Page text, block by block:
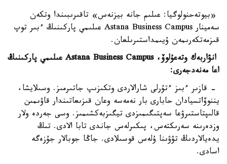
«بيوتەحنولوگيا: عىلىم جانە بيزنەس» تاقىرىبىندا وتكەن
سەمينار Astana Business Campus عىلىمي پاركىنىڭ ءبىر توپ
قىزمەتكەرىمەن ۇيىمداستىرىلعان.
انۋاربەك وتەعۇلوۆ، Astana Business Campus عىلىمي پاركىنىڭ
اعا مەنەدجەرى:
- قازىر ءبىز ءتۇرلى شارالاردى وتكىزىپ جاتىرمىز. وسىلايشا،
يننوۆاتسيادان حابارى بار نەمەسە وعان قىزىعاتىندار قاۋىمىن
قالىپتاستىرۋعا سەپتىگىمىزدى تيگىزبەكشىمىز. وسى جەردە ولار
وزدەرىنە سەرىكتەس، پىكىرلەس جاندى تابا الادى. تىڭ
يدەيالاردىڭ تۋۋىنا ۇلەس قوسىلادى. جاڭا جوبالار جۇزەگە
اسادى.